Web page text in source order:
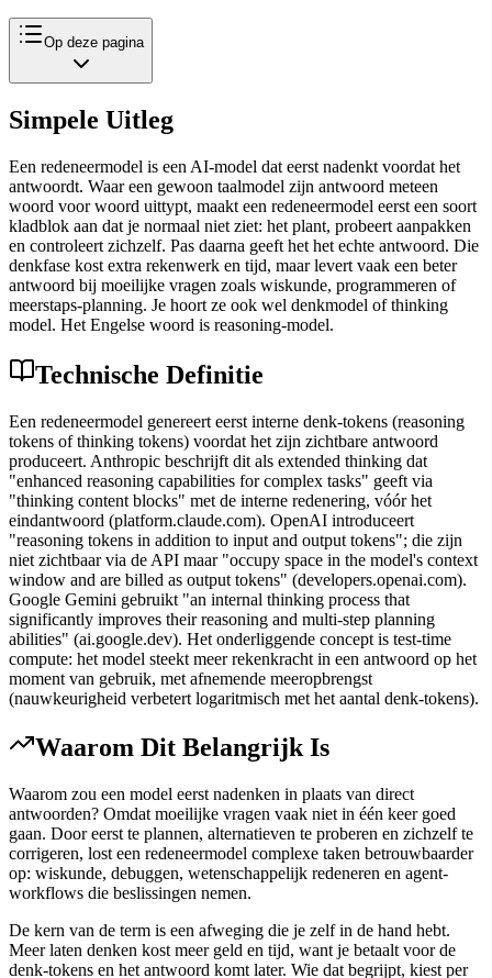
Op deze pagina
Simpele Uitleg
Een redeneermodel is een AI-model dat eerst nadenkt voordat het
antwoordt. Waar een gewoon taalmodel zijn antwoord meteen
woord voor woord uittypt, maakt een redeneermodel eerst een soort
kladblok aan dat je normaal niet ziet: het plant, probeert aanpakken
en controleert zichzelf. Pas daarna geeft het het echte antwoord. Die
denkfase kost extra rekenwerk en tijd, maar levert vaak een beter
antwoord bij moeilijke vragen zoals wiskunde, programmeren of
meerstaps-planning. Je hoort ze ook wel denkmodel of thinking
model. Het Engelse woord is reasoning-model.
Technische Definitie
Een redeneermodel genereert eerst interne denk-tokens (reasoning
tokens of thinking tokens) voordat het zijn zichtbare antwoord
produceert. Anthropic beschrijft dit als extended thinking dat
"enhanced reasoning capabilities for complex tasks" geeft via
"thinking content blocks" met de interne redenering, vóór het
eindantwoord (platform.claude.com). OpenAI introduceert
"reasoning tokens in addition to input and output tokens"; die zijn
niet zichtbaar via de API maar "occupy space in the model's context
window and are billed as output tokens" (developers.openai.com).
Google Gemini gebruikt "an internal thinking process that
significantly improves their reasoning and multi-step planning
abilities" (ai.google.dev). Het onderliggende concept is test-time
compute: het model steekt meer rekenkracht in een antwoord op het
moment van gebruik, met afnemende meeropbrengst
(nauwkeurigheid verbetert logaritmisch met het aantal denk-tokens).
Waarom Dit Belangrijk Is
Waarom zou een model eerst nadenken in plaats van direct
antwoorden? Omdat moeilijke vragen vaak niet in één keer goed
gaan. Door eerst te plannen, alternatieven te proberen en zichzelf te
corrigeren, lost een redeneermodel complexe taken betrouwbaarder
op: wiskunde, debuggen, wetenschappelijk redeneren en agent-
workflows die beslissingen nemen.
De kern van de term is een afweging die je zelf in de hand hebt.
Meer laten denken kost meer geld en tijd, want je betaalt voor de
denk-tokens en het antwoord komt later. Wie dat begrijpt, kiest per